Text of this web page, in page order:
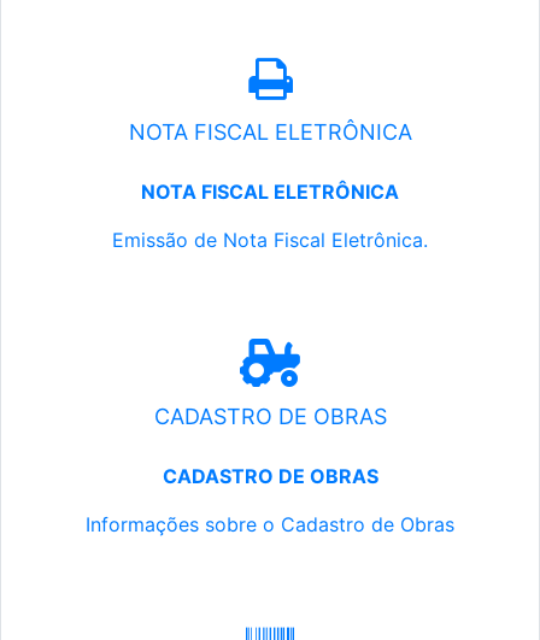
NOTA FISCAL ELETRÔNICA
NOTA FISCAL ELETRÔNICA
Emissão de Nota Fiscal Eletrônica.
CADASTRO DE OBRAS
CADASTRO DE OBRAS
Informações sobre o Cadastro de Obras